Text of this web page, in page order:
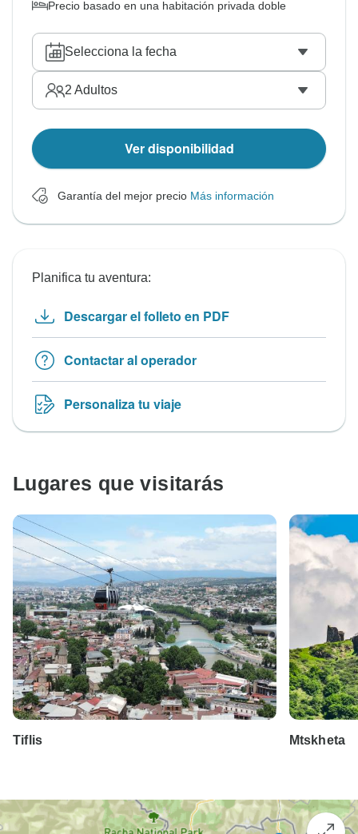
Precio basado en una habitación privada doble
Selecciona la fecha
2 Adultos
Ver disponibilidad
Garantía del mejor precio Más información
Planifica tu aventura:
Descargar el folleto en PDF
Contactar al operador
Personaliza tu viaje
Lugares que visitarás
Tiflis Mtskheta